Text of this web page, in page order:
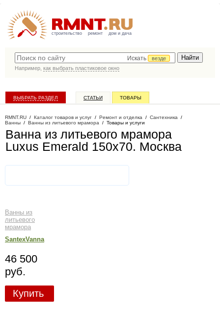
строительство ремонт дом и дача
Искать
везде
Например, как выбрать пластиковое окно
ВЫБРАТЬ РАЗДЕЛ СТАТЬИ ТОВАРЫ
RMNT.RU / Каталог товаров и услуг / Ремонт и отделка / Сантехника /
Ванны / Ванны из литьевого мрамора / Товары и услуги
Ванна из литьевого мрамора
Luxus Emerald 150x70. Москва
Ванны из
литьевого
мрамора
SantexVanna
46 500
руб.
Купить